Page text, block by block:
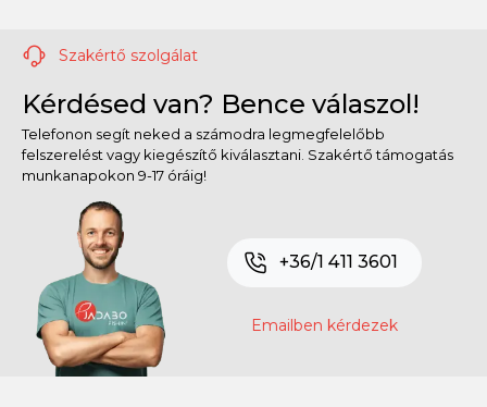
Szakértő szolgálat
Kérdésed van? Bence válaszol!
Telefonon segít neked a számodra legmegfelelőbb
felszerelést vagy kiegészítő kiválasztani. Szakértő támogatás
munkanapokon 9-17 óráig!
+36/1 411 3601
Emailben kérdezek